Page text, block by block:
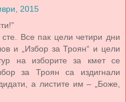
2015
Все пак цели четири дни
и „Избор за Троян“ и цели
на изборите за кмет се
за Троян са издигнали
а листите им – „Боже,